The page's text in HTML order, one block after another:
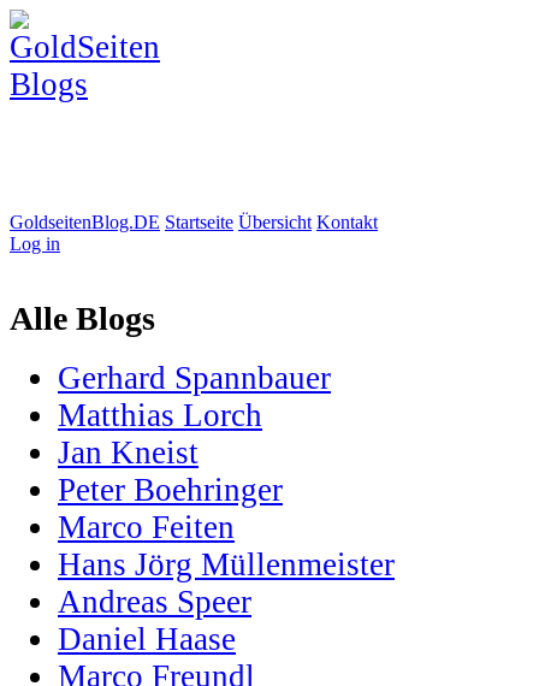
GoldseitenBlog.DE Startseite Übersicht Kontakt
Log in
Alle Blogs
Gerhard Spannbauer
Matthias Lorch
Jan Kneist
Peter Boehringer
Marco Feiten
Hans Jörg Müllenmeister
Andreas Speer
Daniel Haase
Marco Freundl